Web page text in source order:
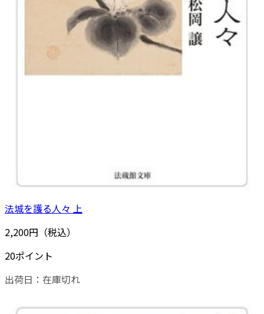
法城を護る人々 上
2,200円（税込）
20ポイント
出荷日： 在庫切れ